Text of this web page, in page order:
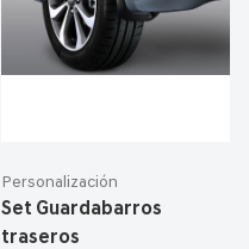
Personalización
Set Guardabarros
traseros